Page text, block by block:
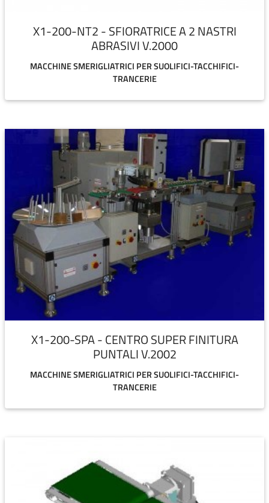
X1-200-NT2 - SFIORATRICE A 2 NASTRI
ABRASIVI V.2000
MACCHINE SMERIGLIATRICI PER SUOLIFICI-TACCHIFICI-
TRANCERIE
X1-200-SPA - CENTRO SUPER FINITURA
PUNTALI V.2002
MACCHINE SMERIGLIATRICI PER SUOLIFICI-TACCHIFICI-
TRANCERIE